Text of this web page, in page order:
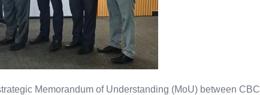
Memorandum of Understanding (MoU) between CBC